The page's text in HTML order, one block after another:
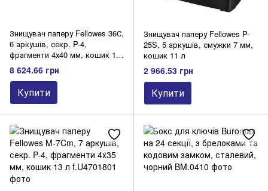
Знищувач паперу Fellowes 36С,
6 аркушів, секр. P-4,
фрагменти 4х40 мм, кошик 12
л
8 624.66 грн
Купити
Знищувач паперу Fellowes P-
25S, 5 аркушів, смужки 7 мм,
кошик 11 л
2 966.53 грн
Купити